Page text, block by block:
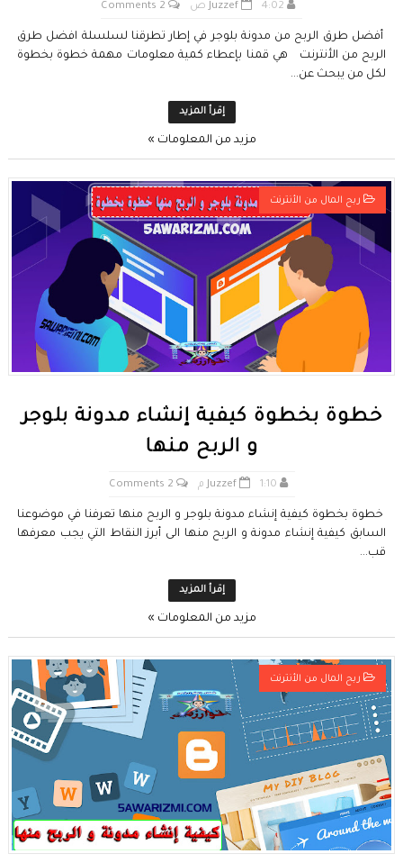
Juzzef 4:02 ص 2 Comments
أفضل طرق الربح من مدونة بلوجر في إطار تطرقنا لسلسلة افضل طرق
الربح من الأنترنت هي قمنا بإعطاء كمية معلومات مهمة خطوة بخطوة
لكل من يبحث عن...
إقرأ المزيد
مزيد من المعلومات »
ربح المال من الأنترنت
خطوة بخطوة كيفية إنشاء مدونة بلوجر
و الربح منها
Juzzef 1:10 م 2 Comments
خطوة بخطوة كيفية إنشاء مدونة بلوجر و الربح منها تعرفنا في موضوعنا
السابق كيفية إنشاء مدونة و الربح منها الى أبرز النقاط التي يجب معرفها
قب...
إقرأ المزيد
مزيد من المعلومات »
ربح المال من الأنترنت